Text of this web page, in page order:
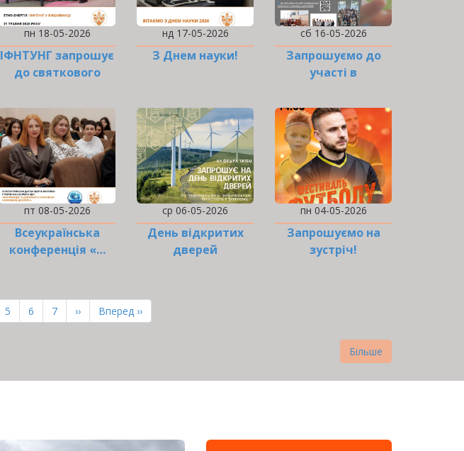
пн 18-05-2026
ІФНТУНГ запрошує
до святкового
нд 17-05-2026
З Днем науки!
сб 16-05-2026
Запрошуємо до
участі в
пт 08-05-2026
Всеукраїнська
конференція «…
ср 06-05-2026
День відкритих
дверей
пн 04-05-2026
Запрошуємо на
зустріч!
Page
5 Page
6 Page
7
Наступна
сторінка
››
Остання
сторінка
Вперед ››
Більше